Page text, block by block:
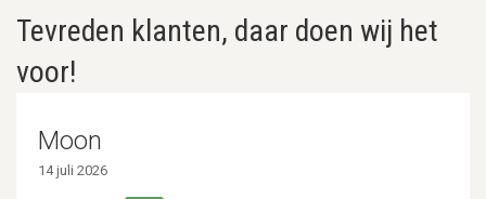
Tevreden klanten, daar doen wij het
voor!
Moon
14 juli 2026